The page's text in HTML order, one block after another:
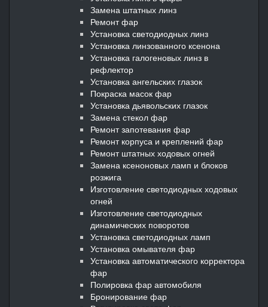
Замена штатных линз
Ремонт фар
Установка светодиодных линз
Установка линзованного ксенона
Установка галогеновых линз в
рефлектор
Установка ангельских глазок
Покраска масок фар
Установка дьявольских глазок
Замена стекол фар
Ремонт запотевания фар
Ремонт корпуса и креплений фар
Ремонт штатных ходовых огней
Замена ксеноновых ламп и блоков
розжига
Изготовление светодиодных ходовых
огней
Изготовление светодиодных
динамических поворотов
Установка светодиодных ламп
Установка омывателя фар
Установка автоматического корректора
фар
Полировка фар автомобиля
Бронирование фар